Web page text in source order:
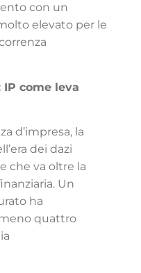
con un
elevato per le
IP come leva
d’impresa, la
dei dazi
che va oltre la
Un
ha
quattro